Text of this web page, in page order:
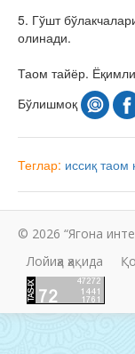
5. Гўшт
олинади.
Таом тайёр.
Бўлишмоқ
Теглар: иссиқ таом
© 2026 “Ягона
Лойиҳа ҳақида